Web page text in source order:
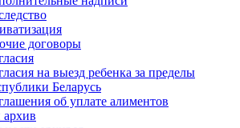
договоры
на выезд ребенка за пределы
Беларусь
об уплате алиментов